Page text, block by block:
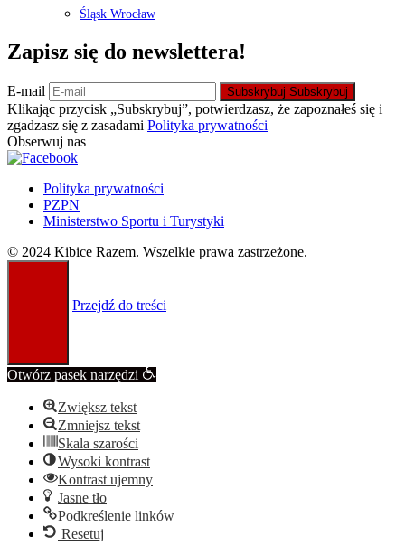
Śląsk Wrocław
Zapisz się do newslettera!
E-mail Subskrybuj Subskrybuj
Klikając przycisk „Subskrybuj”, potwierdzasz, że zapoznałeś się i
zgadzasz się z zasadami Polityka prywatności
Obserwuj nas
Polityka prywatności
PZPN
Ministerstwo Sportu i Turystyki
© 2024 Kibice Razem. Wszelkie prawa zastrzeżone.
Przejdź do treści
Otwórz pasek narzędzi
Zwiększ tekst
Zmniejsz tekst
Skala szarości
Wysoki kontrast
Kontrast ujemny
Jasne tło
Podkreślenie linków
Resetuj